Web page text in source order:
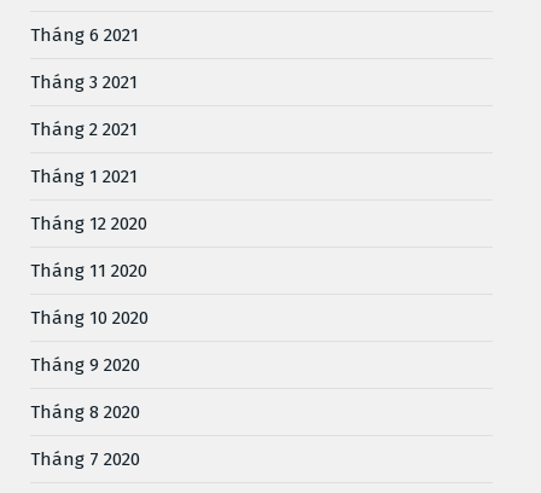
Tháng 6 2021
Tháng 3 2021
Tháng 2 2021
Tháng 1 2021
Tháng 12 2020
Tháng 11 2020
Tháng 10 2020
Tháng 9 2020
Tháng 8 2020
Tháng 7 2020